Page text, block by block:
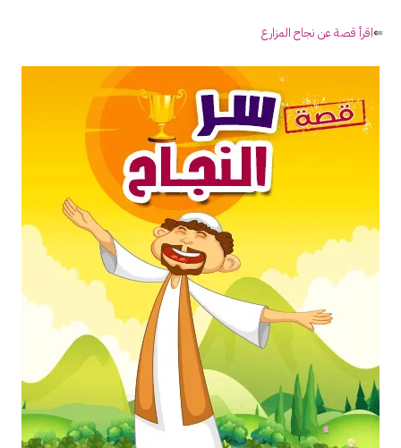
⇐اقرأ قصة عن نجاح المزارع